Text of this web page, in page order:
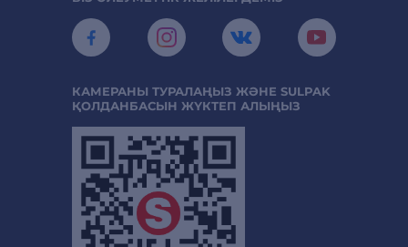
КАМЕРАНЫ ТУРАЛАҢЫЗ ЖӘНЕ SULPAK
ҚОЛДАНБАСЫН ЖҮКТЕП АЛЫҢЫЗ